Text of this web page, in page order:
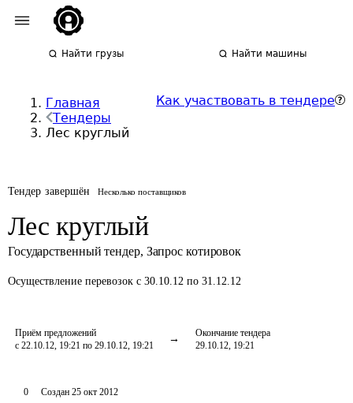
Найти грузы Найти машины
Главная
Тендеры
Лес круглый
Как участвовать в тендере
Тендер завершён Несколько поставщиков
Лес круглый
Государственный тендер, Запрос котировок
Осуществление перевозок с 30.10.12 по 31.12.12
Приём предложений
с 22.10.12, 19:21 по 29.10.12, 19:21
Окончание тендера
29.10.12, 19:21
0 Создан 25 окт 2012